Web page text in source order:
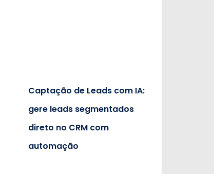
Captação de Leads com IA:
gere leads segmentados
direto no CRM com
automação